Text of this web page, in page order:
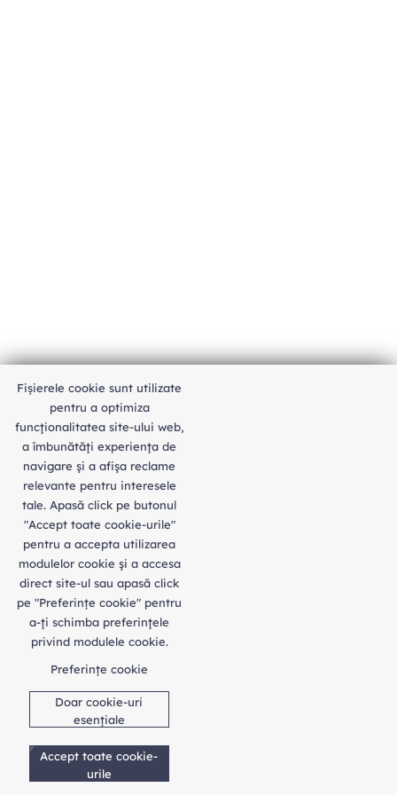
An unexpected error has occurred
Fișierele cookie sunt utilizate
pentru a optimiza
funcţionalitatea site-ului web,
a îmbunătăţi experienţa de
navigare şi a afişa reclame
relevante pentru interesele
tale. Apasă click pe butonul
"Accept toate cookie-urile"
pentru a accepta utilizarea
modulelor cookie şi a accesa
direct site-ul sau apasă click
pe "Preferințe cookie" pentru
a-ţi schimba preferinţele
privind modulele cookie.
Preferințe cookie
Doar cookie-uri
esențiale
Accept toate cookie-
urile